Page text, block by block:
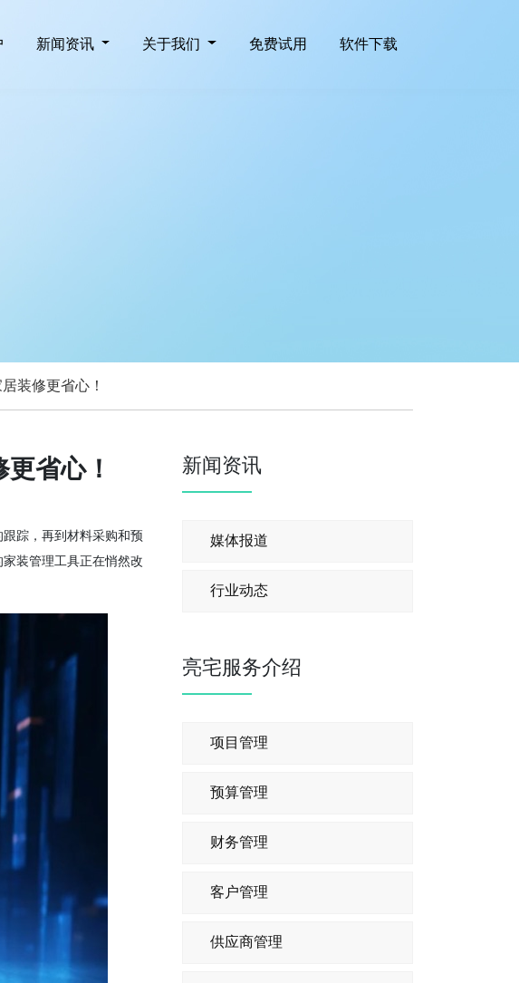
新闻资讯 关于我们 免费试用 软件下载
装修更省心！
省心！
踪，再到材料采购和预
家装管理工具正在悄然改
新闻资讯
媒体报道
行业动态
亮宅服务介绍
项目管理
预算管理
财务管理
客户管理
供应商管理